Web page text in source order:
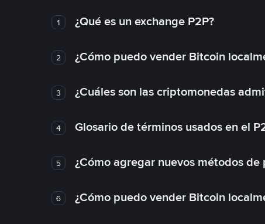
1 ¿Qué es un exchange P2P?
2 ¿Cómo puedo vender Bitcoin
3 ¿Cuáles son las criptomonedas
4 Glosario de términos usados en el
5 ¿Cómo agregar nuevos métodos de
6 ¿Cómo puedo vender Bitcoin